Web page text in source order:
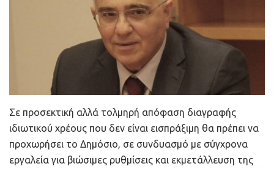
Σε προσεκτική αλλά τολμηρή απόφαση διαγραφής
ιδιωτικού χρέους που δεν είναι εισπράξιμη θα πρέπει να
προχωρήσει το Δημόσιο, σε συνδυασμό με σύγχρονα
εργαλεία για βιώσιμες ρυθμίσεις και εκμετάλλευση της